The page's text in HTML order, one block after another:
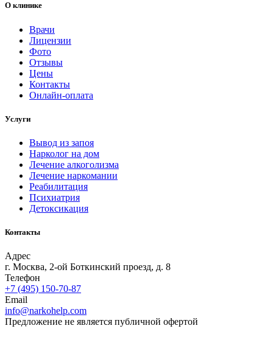
О клинике
Врачи
Лицензии
Фото
Отзывы
Цены
Контакты
Онлайн-оплата
Услуги
Вывод из запоя
Нарколог на дом
Лечение алкоголизма
Лечение наркомании
Реабилитация
Психиатрия
Детоксикация
Контакты
Адрес
г. Москва, 2-ой Боткинский проезд, д. 8
Телефон
+7 (495) 150-70-87
Email
info@narkohelp.com
Предложение не является публичной офертой